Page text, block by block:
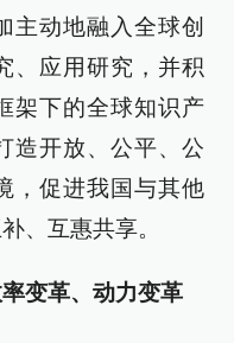
主动地融入全球创
、应用研究，并积
架下的全球知识产
造开放、公平、公
，促进我国与其他
、互惠共享。
变革、动力变革